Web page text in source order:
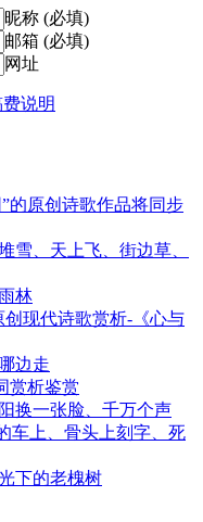
昵称 (必填)
邮箱 (必填)
网址
的原创诗歌作品将同步
雪、天上飞、街边草、
林
现代诗歌赏析-《心与
边走
赏析鉴赏
换一张脸、千万个声
车上、骨头上刻字、死
下的老槐树